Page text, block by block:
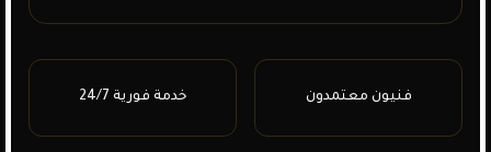
فنيون معتمدون خدمة فورية 24/7